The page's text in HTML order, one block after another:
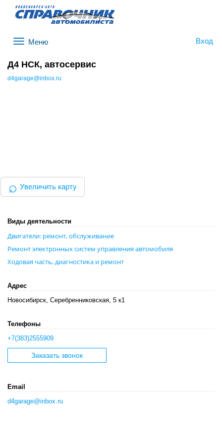
Вход
Д4 НСК, автосервис
d4garage@inbox.ru
⌕ Увеличить карту
Виды деятельности
Двигатели: ремонт, обслуживание
Ремонт электронных систем управления автомобиля
Ходовая часть, диагностика и ремонт
Адрес
Новосибирск, Серебренниковская, 5 к1
Телефоны
+7(383)2555909
Заказать звонок
Email
d4garage@inbox.ru